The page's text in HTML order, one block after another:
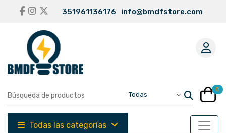
351961136176 info@bmdfstore.com
0
Todas las categorías